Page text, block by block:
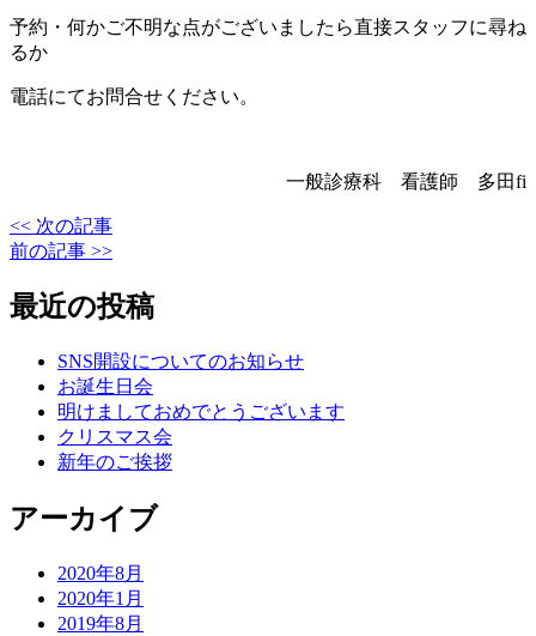
予約・何かご不明な点がございましたら直接スタッフに尋ね
るか
電話にてお問合せください。
一般診療科 看護師 多田fi
<< 次の記事
前の記事 >>
最近の投稿
SNS開設についてのお知らせ
お誕生日会
明けましておめでとうございます
クリスマス会
新年のご挨拶
アーカイブ
2020年8月
2020年1月
2019年8月